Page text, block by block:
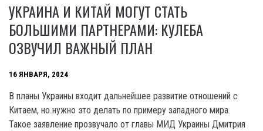
УКРАИНА И КИТАЙ МОГУТ СТАТЬ
БОЛЬШИМИ ПАРТНЕРАМИ: КУЛЕБА
ОЗВУЧИЛ ВАЖНЫЙ ПЛАН
16 ЯНВАРЯ, 2024
В планы Украины входит дальнейшее развитие отношений с
Китаем, но нужно это делать по примеру западного мира.
Такое заявление прозвучало от главы МИД Украины Дмитрия